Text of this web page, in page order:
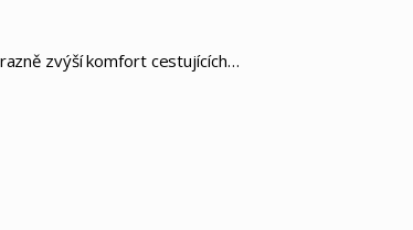
zvýší komfort cestujících…